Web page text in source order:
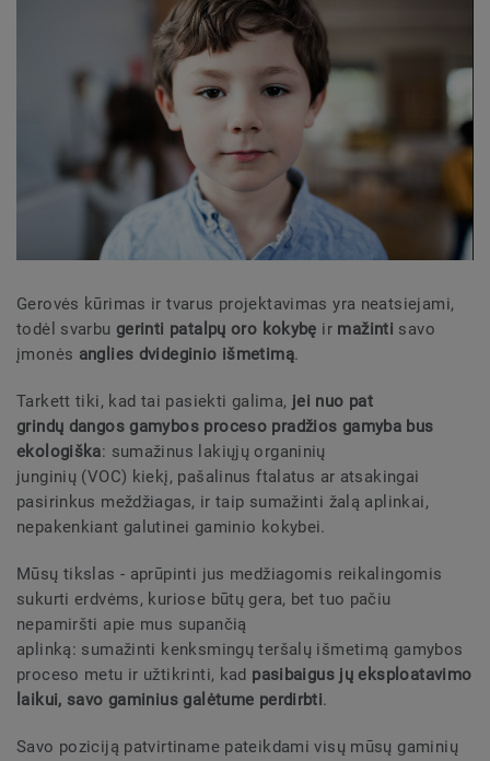
Gerovės kūrimas ir tvarus projektavimas yra neatsiejami,
todėl svarbu gerinti patalpų oro kokybę ir mažinti savo
įmonės anglies dvideginio išmetimą.
Tarkett tiki, kad tai pasiekti galima, jei nuo pat
grindų dangos gamybos proceso pradžios gamyba bus
ekologiška: sumažinus lakiųjų organinių
junginių (VOC) kiekį, pašalinus ftalatus ar atsakingai
pasirinkus meždžiagas, ir taip sumažinti žalą aplinkai,
nepakenkiant galutinei gaminio kokybei.
Mūsų tikslas - aprūpinti jus medžiagomis reikalingomis
sukurti erdvėms, kuriose būtų gera, bet tuo pačiu
nepamiršti apie mus supančią
aplinką: sumažinti kenksmingų teršalų išmetimą gamybos
proceso metu ir užtikrinti, kad pasibaigus jų eksploatavimo
laikui, savo gaminius galėtume perdirbti.
Savo poziciją patvirtiname pateikdami visų mūsų gaminių